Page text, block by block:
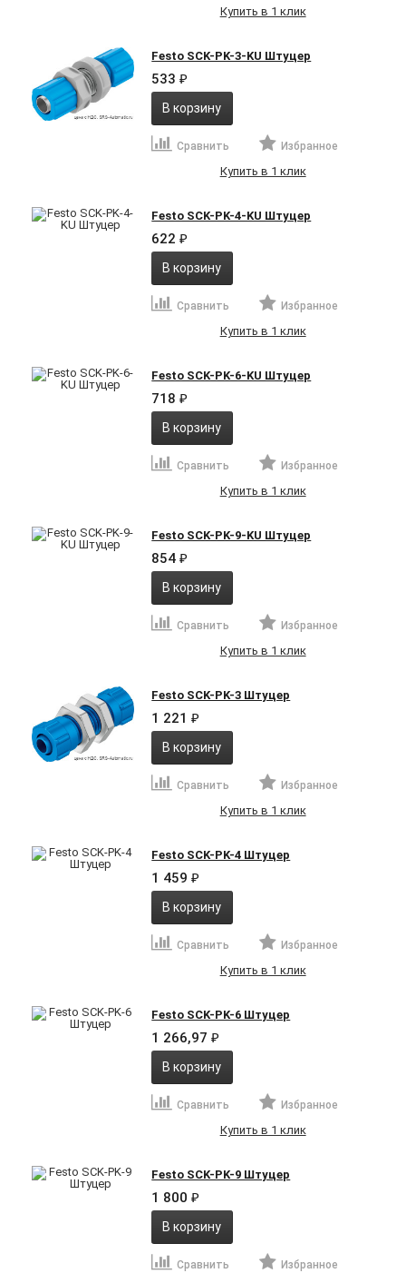
Купить в 1 клик
Festo SCK-PK-3-KU Штуцер
533₽
В корзину
Сравнить Избранное
Купить в 1 клик
Festo SCK-PK-4-KU Штуцер
622₽
В корзину
Сравнить Избранное
Купить в 1 клик
Festo SCK-PK-6-KU Штуцер
718₽
В корзину
Сравнить Избранное
Купить в 1 клик
Festo SCK-PK-9-KU Штуцер
854₽
В корзину
Сравнить Избранное
Купить в 1 клик
Festo SCK-PK-3 Штуцер
1 221₽
В корзину
Сравнить Избранное
Купить в 1 клик
Festo SCK-PK-4 Штуцер
1 459₽
В корзину
Сравнить Избранное
Купить в 1 клик
Festo SCK-PK-6 Штуцер
1 266,97₽
В корзину
Сравнить Избранное
Купить в 1 клик
Festo SCK-PK-9 Штуцер
1 800₽
В корзину
Сравнить Избранное